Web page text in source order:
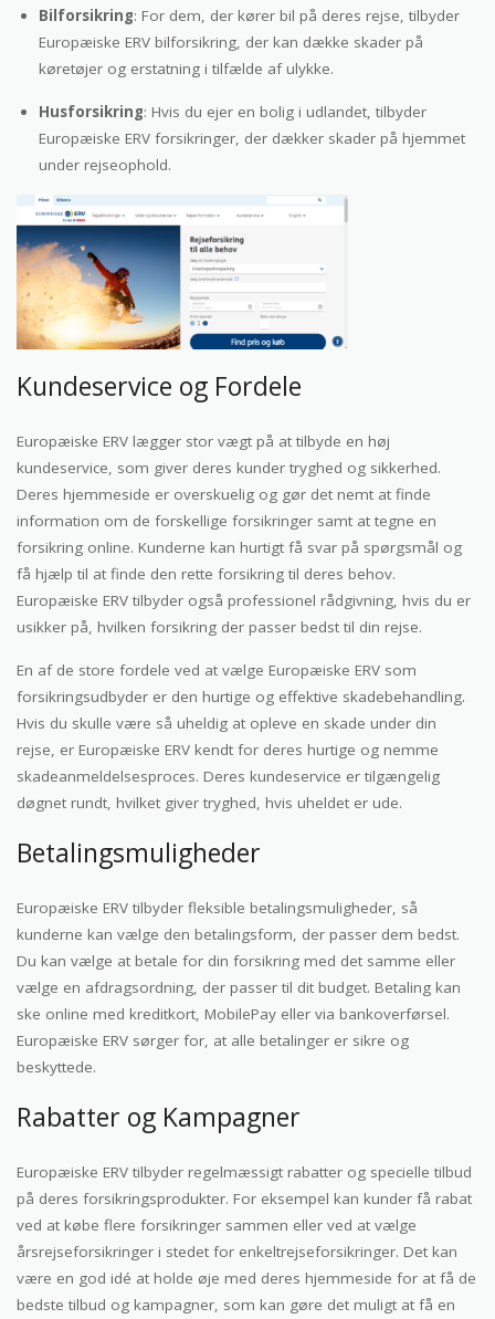
Bilforsikring: For dem, der kører bil på deres rejse, tilbyder
Europæiske ERV bilforsikring, der kan dække skader på
køretøjer og erstatning i tilfælde af ulykke.
Husforsikring: Hvis du ejer en bolig i udlandet, tilbyder
Europæiske ERV forsikringer, der dækker skader på hjemmet
under rejseophold.
Kundeservice og Fordele
Europæiske ERV lægger stor vægt på at tilbyde en høj
kundeservice, som giver deres kunder tryghed og sikkerhed.
Deres hjemmeside er overskuelig og gør det nemt at finde
information om de forskellige forsikringer samt at tegne en
forsikring online. Kunderne kan hurtigt få svar på spørgsmål og
få hjælp til at finde den rette forsikring til deres behov.
Europæiske ERV tilbyder også professionel rådgivning, hvis du er
usikker på, hvilken forsikring der passer bedst til din rejse.
En af de store fordele ved at vælge Europæiske ERV som
forsikringsudbyder er den hurtige og effektive skadebehandling.
Hvis du skulle være så uheldig at opleve en skade under din
rejse, er Europæiske ERV kendt for deres hurtige og nemme
skadeanmeldelsesproces. Deres kundeservice er tilgængelig
døgnet rundt, hvilket giver tryghed, hvis uheldet er ude.
Betalingsmuligheder
Europæiske ERV tilbyder fleksible betalingsmuligheder, så
kunderne kan vælge den betalingsform, der passer dem bedst.
Du kan vælge at betale for din forsikring med det samme eller
vælge en afdragsordning, der passer til dit budget. Betaling kan
ske online med kreditkort, MobilePay eller via bankoverførsel.
Europæiske ERV sørger for, at alle betalinger er sikre og
beskyttede.
Rabatter og Kampagner
Europæiske ERV tilbyder regelmæssigt rabatter og specielle tilbud
på deres forsikringsprodukter. For eksempel kan kunder få rabat
ved at købe flere forsikringer sammen eller ved at vælge
årsrejseforsikringer i stedet for enkeltrejseforsikringer. Det kan
være en god idé at holde øje med deres hjemmeside for at få de
bedste tilbud og kampagner, som kan gøre det muligt at få en